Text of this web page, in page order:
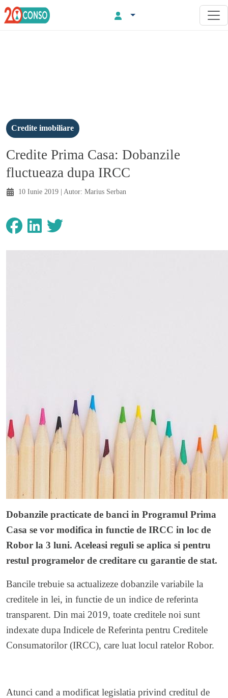
Credite imobiliare
Credite Prima Casa: Dobanzile
fluctueaza dupa IRCC
10 Iunie 2019 | Autor: Marius Serban
Dobanzile practicate de banci in Programul Prima
Casa se vor modifica in functie de IRCC in loc de
Robor la 3 luni. Aceleasi reguli se aplica si pentru
restul programelor de creditare cu garantie de stat.
Bancile trebuie sa actualizeze dobanzile variabile la
creditele in lei, in functie de un indice de referinta
transparent. Din mai 2019, toate creditele noi sunt
indexate dupa Indicele de Referinta pentru Creditele
Consumatorilor (IRCC), care luat locul ratelor Robor.
Atunci cand a modificat legislatia privind creditul de